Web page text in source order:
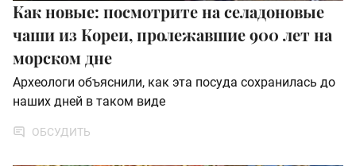
Как новые: посмотрите на селадоновые
чаши из Кореи, пролежавшие 900 лет на
морском дне
Археологи объяснили, как эта посуда сохранилась до
наших дней в таком виде
ОБСУДИТЬ